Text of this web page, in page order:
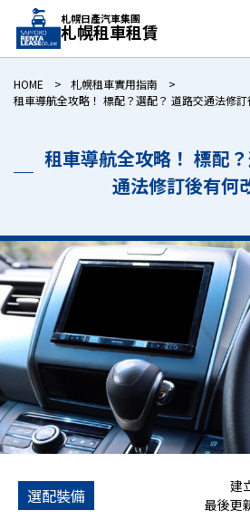
札幌日產汽車集團
札幌租車租賃
HOME
札幌租車實用指南
租車導航全攻略！ 標配？選配？ 道路交通法修訂
租車導航全攻略！ 標配
通法修訂後有何
選配裝備 建
最後更